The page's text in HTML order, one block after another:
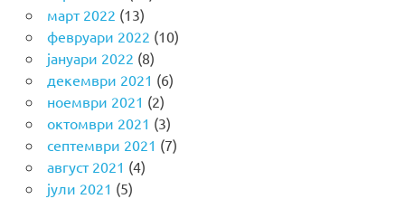
март 2022 (13)
февруари 2022 (10)
јануари 2022 (8)
декември 2021 (6)
ноември 2021 (2)
октомври 2021 (3)
септември 2021 (7)
август 2021 (4)
јули 2021 (5)